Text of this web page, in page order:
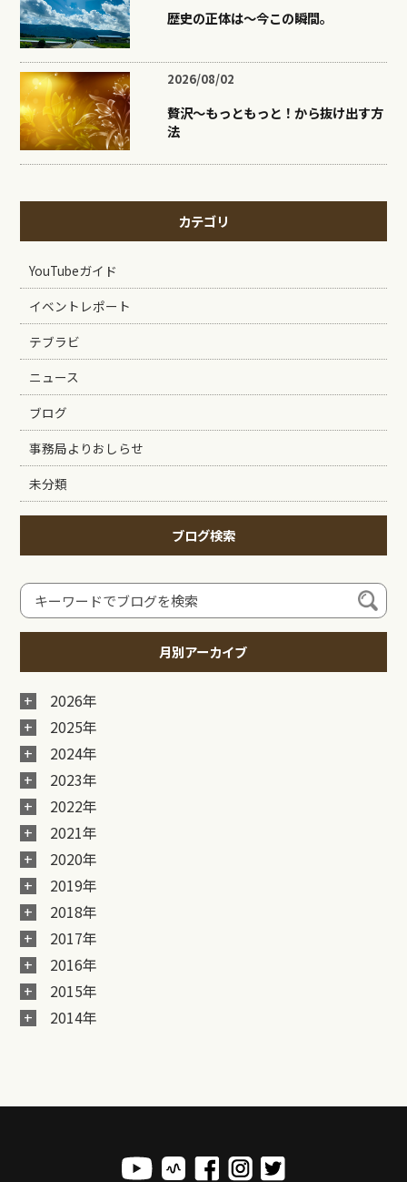
歴史の正体は〜今この瞬間。
2026/08/02
贅沢〜もっともっと！から抜け出す方
法
カテゴリ
YouTubeガイド
イベントレポート
テブラビ
ニュース
ブログ
事務局よりおしらせ
未分類
ブログ検索
月別アーカイブ
2026年
2025年
2024年
2023年
2022年
2021年
2020年
2019年
2018年
2017年
2016年
2015年
2014年